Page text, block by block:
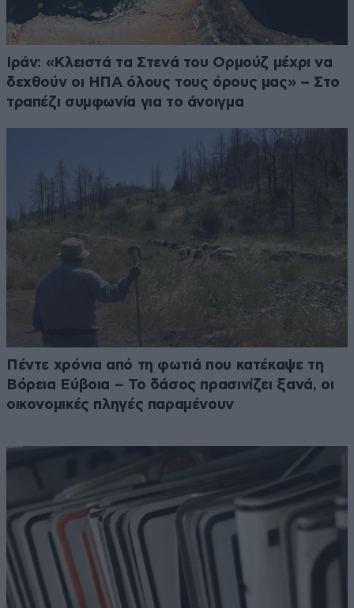
Ιράν: «Κλειστά τα Στενά του Ορμούζ μέχρι να
δεχθούν οι ΗΠΑ όλους τους όρους μας» – Στο
τραπέζι συμφωνία για το άνοιγμα
Πέντε χρόνια από τη φωτιά που κατέκαψε τη
Βόρεια Εύβοια – Το δάσος πρασινίζει ξανά, οι
οικονομικές πληγές παραμένουν